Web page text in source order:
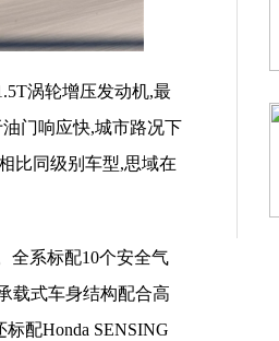
涡轮增压发动机,最
门响应快,城市路况下
比同级别车型,思域在
全系标配10个安全气
载式车身结构配合高
配Honda SENSING